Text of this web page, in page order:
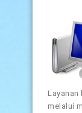
melalui